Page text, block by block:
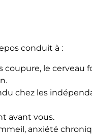
conduit à :
coupure, le cerveau
chez les
avant vous.
anxiété